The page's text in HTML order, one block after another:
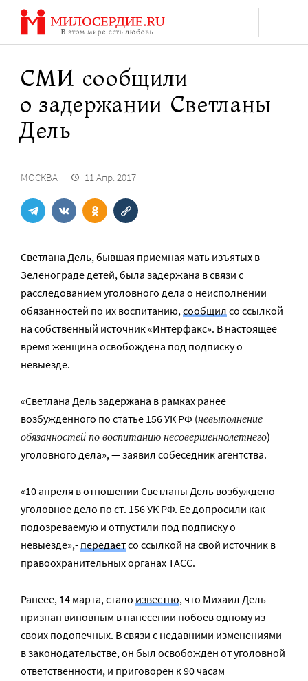
Перейти
содержанию
СМИ сообщили
о задержании Светланы
Дель
МОСКВА 11 Апр. 2017
Светлана Дель, бывшая приемная мать изъятых в
Зеленограде детей, была задержана в связи с
расследованием уголовного дела о неисполнении
обязанностей по их воспитанию,сообщилсо ссылкой
на собственный источник «Интерфакс». В настоящее
время женщина освобождена под подписку о
невыезде.
«Светлана Дель задержана в рамках ранее
возбужденного по статье 156 УК РФ (невыполнение
обязанностей по воспитанию несовершеннолетнего)
уголовного дела», — заявил собеседник агентства.
«10 апреля в отношении Светланы Дель возбуждено
уголовное дело по ст. 156 УК РФ. Ее допросили как
подозреваемую и отпустили под подписку о
невыезде»,-передаетсо ссылкой на свой источник в
правоохранительных органах ТАСС.
Ранеее, 14 марта, стало известно, что Михаил Дель
признан виновным в нанесении побоев одному из
своих подопечных. В связи с недавними изменениями
в законодательстве, он был освобожден от уголовной
ответственности, и приговорен к 90 часам